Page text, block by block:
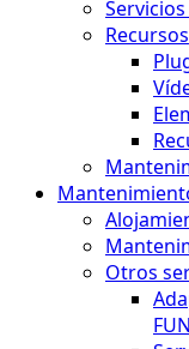
Recursos
Otros